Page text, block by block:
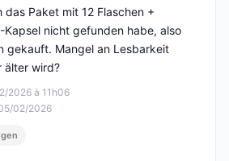
2026 à 11h06
02/2026
das Paket mit 12 Flaschen +
Kapsel nicht gefunden habe, also
gekauft. Mangel an Lesbarkeit
älter wird?